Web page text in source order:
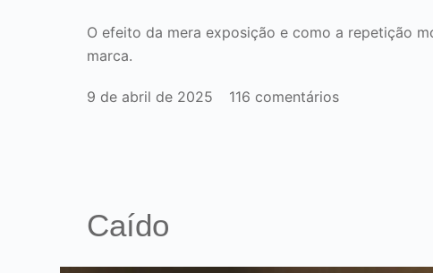
O efeito da mera exposição e como a repetição
marca.
9 de abril de 2025 116 comentários
Caído